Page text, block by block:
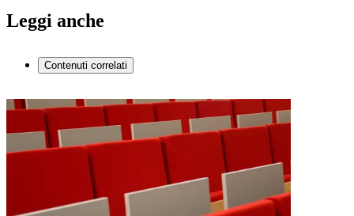
Leggi anche
Contenuti correlati